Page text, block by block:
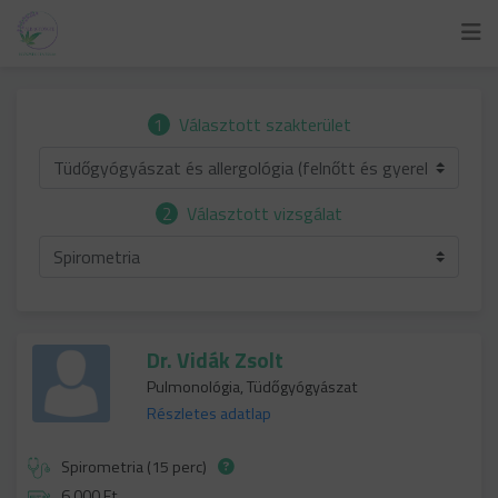
1
Választott szakterület
Tüdőgyógyászat és allergológia (felnőtt és gyerek)
2 Választott vizsgálat
Spirometria
Dr. Vidák Zsolt
Pulmonológia, Tüdőgyógyászat
Részletes adatlap
Spirometria (15 perc)